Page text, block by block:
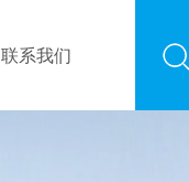
联系我们